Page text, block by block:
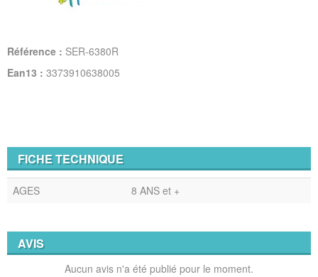
Référence : SER-6380R
Ean13 : 3373910638005
FICHE TECHNIQUE
AGES 8 ANS et +
AVIS
Aucun avis n'a été publié pour le moment.